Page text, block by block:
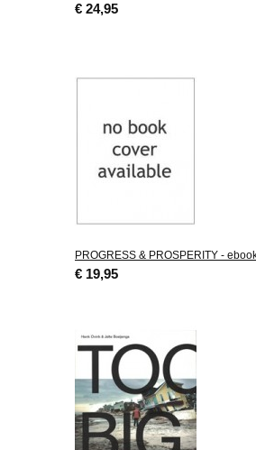
€ 24,95
PROGRESS & PROSPERITY -
€ 19,95